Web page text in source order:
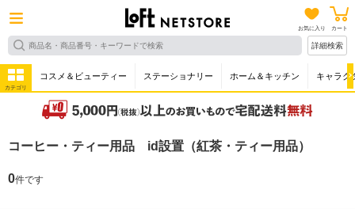
お気に入り カート
詳細検索
カテゴリ
コスメ＆ビューティー ステーショナリー ホーム＆キッチン キャラク
コーヒー・ティー用品 id設置（紅茶・ティー用品）
0件です